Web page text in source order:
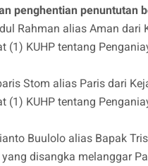
penghentian penuntutan
Rahman alias Aman dari
(1) KUHP tentang
Stom alias Paris dari
(1) KUHP tentang
Buulolo alias Bapak
disangka melanggar